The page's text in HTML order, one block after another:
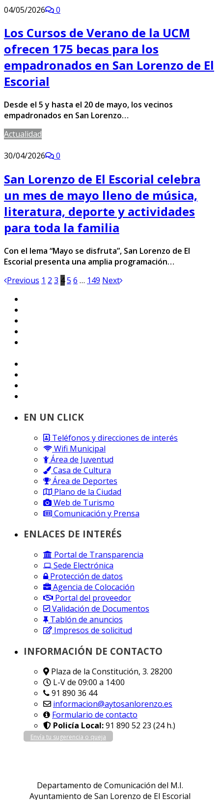
04/05/2026 0
Los Cursos de Verano de la UCM
ofrecen 175 becas para los
empadronados en San Lorenzo de El
Escorial
Desde el 5 y hasta el 20 de mayo, los vecinos
empadronados en San Lorenzo…
Actualidad
30/04/2026
0
San Lorenzo de El Escorial celebra
un mes de mayo lleno de música,
literatura, deporte y actividades
para toda la familia
Con el lema “Mayo se disfruta”, San Lorenzo de El
Escorial presenta una amplia programación…
Previous 1 2 3 45 6 … 149 Next
EN UN CLICK
Teléfonos y direcciones de interés
Wifi Municipal
Área de Juventud
Casa de Cultura
Área de Deportes
Plano de la Ciudad
Web de Turismo
Comunicación y Prensa
ENLACES DE INTERÉS
Portal de Transparencia
Sede Electrónica
Protección de datos
Agencia de Colocación
Portal del proveedor
Validación de Documentos
Tablón de anuncios
Impresos de solicitud
INFORMACIÓN DE CONTACTO
Plaza de la Constitución, 3. 28200
L-V de 09:00 a 14:00
91 890 36 44
informacion@aytosanlorenzo.es
Formulario de contacto
Policía Local:91 890 52 23 (24 h.)
Envía tu sugerencia o queja
Departamento de Comunicación del M.I.
Ayuntamiento de San Lorenzo de El Escorial